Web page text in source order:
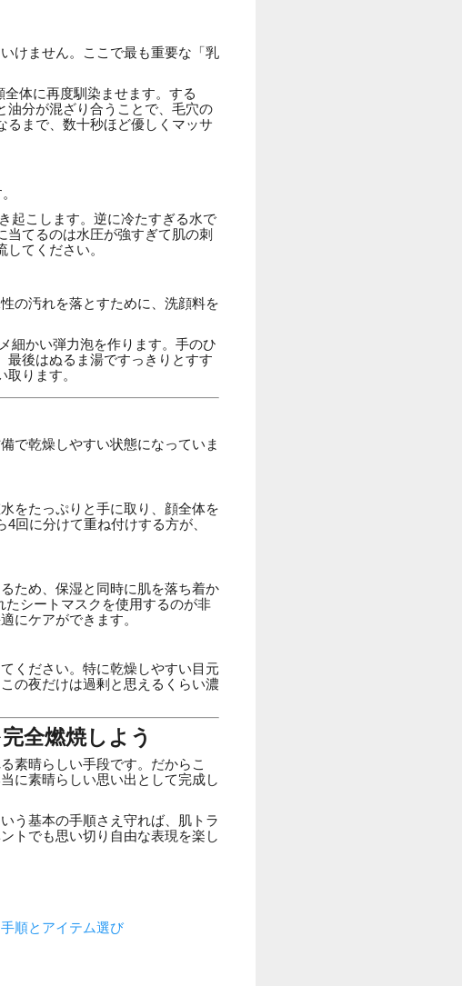
けません。ここで最も重要な「乳
体に再度馴染ませます。する
油分が混ざり合うことで、毛穴の
るまで、数十秒ほど優しくマッサ
起こします。逆に冷たすぎる水で
てるのは水圧が強すぎて肌の刺
てください。
の汚れを落とすために、洗顔料を
細かい弾力泡を作ります。手のひ
最後はぬるま湯ですっきりとすす
ります。
で乾燥しやすい状態になっていま
をたっぷりと手に取り、顔全体を
回に分けて重ね付けする方が、
ため、保湿と同時に肌を落ち着か
シートマスクを使用するのが非
にケアができます。
ください。特に乾燥しやすい目元
の夜だけは過剰と思えるくらい濃
全燃焼しよう
素晴らしい手段です。だからこ
に素晴らしい思い出として完成し
う基本の手順さえ守れば、肌トラ
トでも思い切り自由な表現を楽し
順とアイテム選び